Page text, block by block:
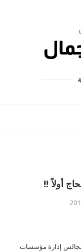
أولاً !!
إدارة مؤسسات